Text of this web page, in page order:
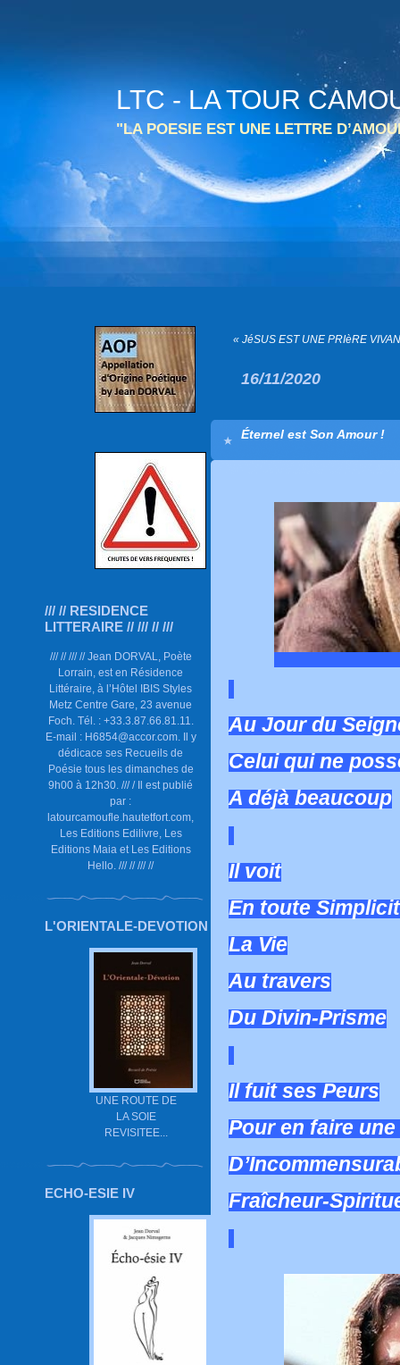
LTC - LA TOUR
"LA POESIE EST UNE LETTRE
/// // RESIDENCE
LITTERAIRE // /// // ///
/// // /// // Jean DORVAL, Poète
Lorrain, est en Résidence
Littéraire, à l’Hôtel IBIS Styles
Metz Centre Gare, 23 avenue
Foch. Tél. : +33.3.87.66.81.11.
E-mail : H6854@accor.com. Il y
dédicace ses Recueils de
Poésie tous les dimanches de
9h00 à 12h30. /// / Il est publié
par :
latourcamoufle.hautetfort.com,
Les Editions Edilivre, Les
Editions Maia et Les Editions
Hello. /// // /// //
L'ORIENTALE-DEVOTION
UNE ROUTE DE
LA SOIE
REVISITEE...
ECHO-ESIE IV
« JéSUS EST UNE PRIèRE
16/11/2020
Éternel est Son Amour !
Au Jour du
Celui qui ne
A déjà beaucoup
Il voit
En toute
La Vie
Au travers
Du Divin-Prisme
Il fuit ses Peurs
Pour en faire
Fraîcheur-